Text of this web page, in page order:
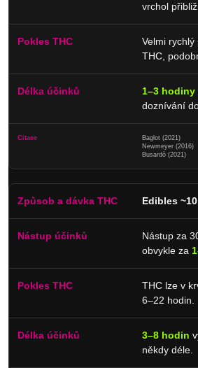
vrchol
Velmi
THC,
1–3 hodiny
doznívání
Baglot (2021)
Newmeyer (2016)
Busardò (2021)
Edibles
Nástup za
obvykle za
THC lze v
6–22 hodin.
3–8 hodin
někdy déle.